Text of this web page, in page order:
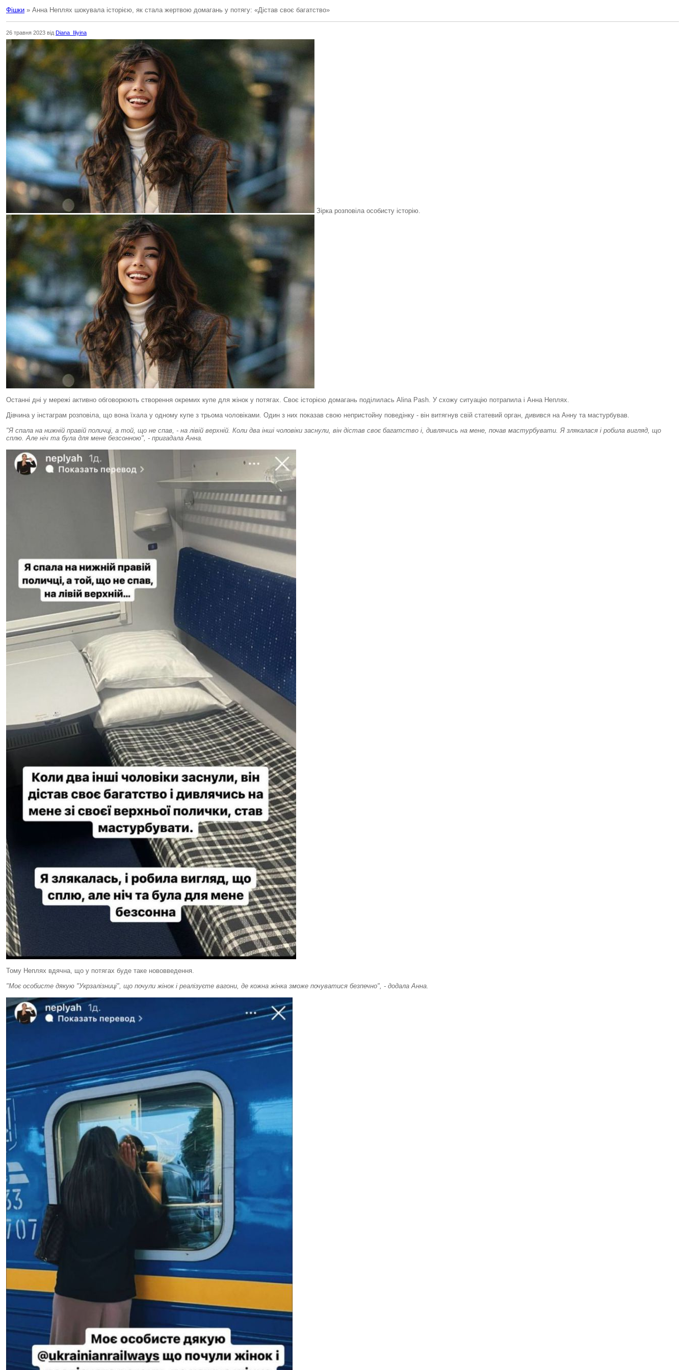
Фішки » Анна Неплях шокувала історією, як стала жертвою домагань у потягу: «Дістав своє багатство»
26 травня 2023 від Diana_Iliyina
Зірка розповіла особисту історію.
Останні дні у мережі активно обговорюють створення окремих купе для жінок у потягах. Своє історією домагань поділилась Alina Pash. У схожу ситуацію потрапила і Анна Неплях.
Дівчина у інстаграм розповіла, що вона їхала у одному купе з трьома чоловіками. Один з них показав свою непристойну поведінку - він витягнув свій статевий орган, дивився на Анну та мастурбував.
"Я спала на нижній правій поличці, а той, що не спав, - на лівій верхній. Коли два інші чоловіки заснули, він дістав своє багатство і, дивлячись на мене, почав мастурбувати. Я злякалася і робила вигляд, що
сплю. Але ніч та була для мене безсонною", - пригадала Анна.
Тому Неплях вдячна, що у потягах буде таке нововведення.
"Моє особисте дякую "Укрзалізниці", що почули жінок і реалізуєте вагони, де кожна жінка зможе почуватися безпечно", - додала Анна.